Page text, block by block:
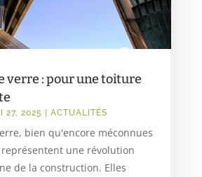
verre : pour une toiture
27, 2025 | ACTUALITÉS
bien qu'encore méconnues
une révolution
de la construction. Elles